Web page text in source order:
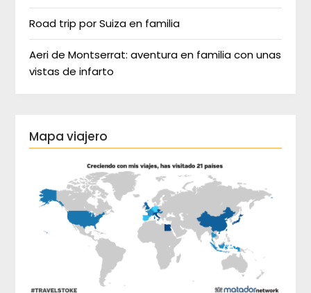
Road trip por Suiza en familia
Aeri de Montserrat: aventura en familia con unas
vistas de infarto
Mapa viajero